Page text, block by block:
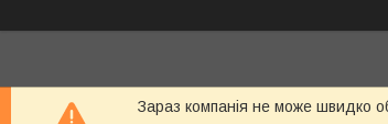
Зараз компанія не може швидко